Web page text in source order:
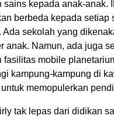
sains kepada anak-anak.
berbeda kepada setiap
Ada sekolah yang
anak. Namun, ada juga
fasilitas mobile
kampung-kampung di
memopulerkan
tak lepas dari didikan